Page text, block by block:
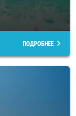
ПОДРОБНЕЕ